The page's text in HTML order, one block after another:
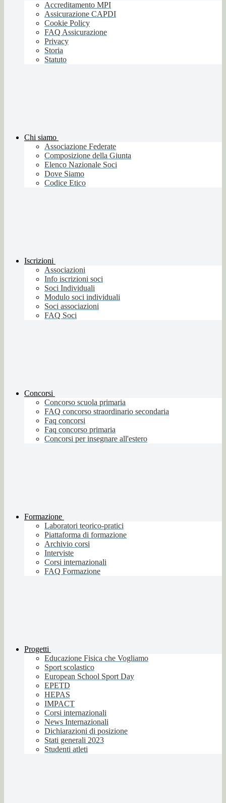
Accreditamento MPI
Assicurazione CAPDI
Cookie Policy
FAQ Assicurazione
Privacy
Storia
Statuto
Chi siamo
Associazione Federate
Composizione della Giunta
Elenco Nazionale Soci
Dove Siamo
Codice Etico
Iscrizioni
Associazioni
Info iscrizioni soci
Soci Individuali
Modulo soci individuali
Soci associazioni
FAQ Soci
Concorsi
Concorso scuola primaria
FAQ concorso straordinario secondaria
Faq concorsi
Faq concorso primaria
Concorsi per insegnare all'estero
Formazione
Laboratori teorico-pratici
Piattaforma di formazione
Archivio corsi
Interviste
Corsi internazionali
FAQ Formazione
Progetti
Educazione Fisica che Vogliamo
Sport scolastico
European School Sport Day
EPETD
HEPAS
IMPACT
Corsi internazionali
News Internazionali
Dichiarazioni di posizione
Stati generali 2023
Studenti atleti